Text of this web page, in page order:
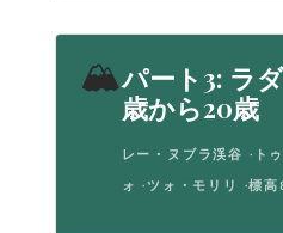
🏔パート3: ラ
歳から20歳
レー・ヌブラ渓谷 ·ト
ォ ·ツォ・モリリ ·標高